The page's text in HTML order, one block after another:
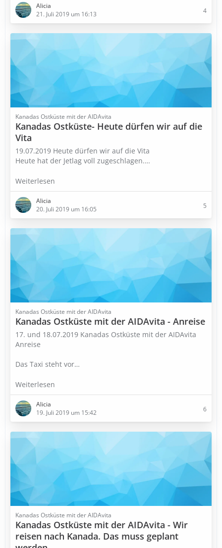
Alicia
21. Juli 2019 um 16:13
4
Kanadas Ostküste mit der AIDAvita
Kanadas Ostküste- Heute dürfen wir auf die
Vita
19.07.2019 Heute dürfen wir auf die Vita
Heute hat der Jetlag voll zugeschlagen.…
Weiterlesen
Alicia
20. Juli 2019 um 16:05
5
Kanadas Ostküste mit der AIDAvita
Kanadas Ostküste mit der AIDAvita - Anreise
17. und 18.07.2019 Kanadas Ostküste mit der AIDAvita
Anreise
Das Taxi steht vor…
Weiterlesen
Alicia
19. Juli 2019 um 15:42
6
Kanadas Ostküste mit der AIDAvita
Kanadas Ostküste mit der AIDAvita - Wir
reisen nach Kanada. Das muss geplant